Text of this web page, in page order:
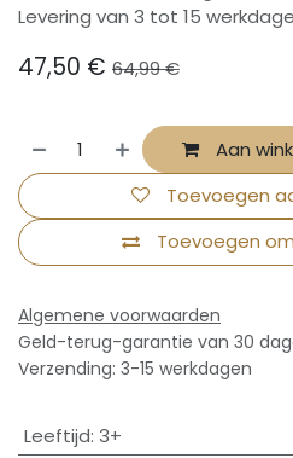
Levering van 3 tot 15
47,50 € 64,99€
Aan
Toevoegen
Toevoegen
Algemene voorwaarden
Geld-terug-garantie van 30
Verzending: 3-15 werkdagen
Leeftijd: 3+